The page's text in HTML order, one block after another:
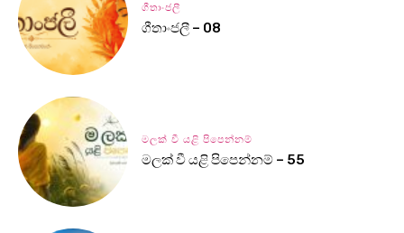
ගීතාංජලී
ගීතාංජලී – 08
මලක් වී යළි පිපෙන්නම්
මලක් වී යළි පිපෙන්නම් – 55